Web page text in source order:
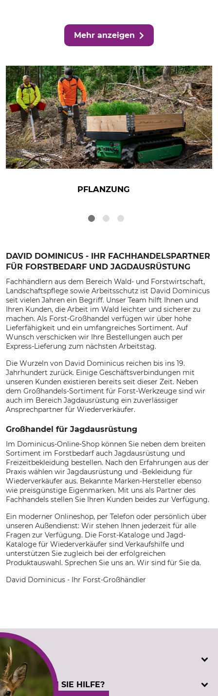
Mehr anzeigen
PFLANZUNG
DAVID DOMINICUS - IHR FACHHANDELSPARTNER
FÜR FORSTBEDARF UND JAGDAUSRÜSTUNG
Fachhändlern aus dem Bereich Wald- und Forstwirtschaft,
Landschaftspflege sowie Arbeitsschutz ist David Dominicus
seit vielen Jahren ein Begriff. Unser Team hilft Ihnen und
Ihren Kunden, die Arbeit im Wald leichter und sicherer zu
machen. Als Forst-Großhandel verfügen wir über hohe
Lieferfähigkeit und ein umfangreiches Sortiment. Auf
Wunsch verschicken wir Ihre Bestellungen auch per
Express-Lieferung zum nächsten Arbeitstag.
Die Wurzeln von David Dominicus reichen bis ins 19.
Jahrhundert zurück. Einige Geschäftsverbindungen mit
unseren Kunden existieren bereits seit dieser Zeit. Neben
dem Großhandels-Sortiment für Forst-Werkzeuge sind wir
auch im Bereich Jagdausrüstung ein zuverlässiger
Ansprechpartner für Wiederverkäufer.
Großhandel für Jagdausrüstung
Im Dominicus-Online-Shop können Sie neben dem breiten
Sortiment im Forstbedarf auch Jagdausrüstung und
Freizeitbekleidung bestellen. Nach den Erfahrungen aus der
Praxis wählen wir Jagdausrüstung und -Bekleidung für
Wiederverkäufer aus. Bekannte Marken-Hersteller ebenso
wie preisgünstige Eigenmarken. Mit uns als Partner des
Fachhandels stellen Sie Ihren Kunden beides zur Verfügung.
Ein moderner Onlineshop, per Telefon oder persönlich über
unseren Außendienst: Wir stehen Ihnen jederzeit für alle
Fragen zur Verfügung. Die Forst-Kataloge und Jagd-
Kataloge für Wiederverkäufer sind Verkaufshilfe und
unterstützen Sie zugleich bei der erfolgreichen
Produktauswahl. Sprechen Sie uns an. Wir sind für Sie da.
David Dominicus - Ihr Forst-Großhändler
SERVICE
Katalogbestellung
Kontakt
BENÖTIGEN SIE HILFE?